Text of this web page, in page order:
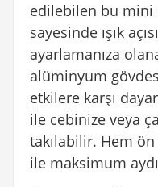
edilebilen bu mini
sayesinde ışık
ayarlamanıza
alüminyum
etkilere karşı
ile cebinize veya
takılabilir. Hem ön
ile maksimum